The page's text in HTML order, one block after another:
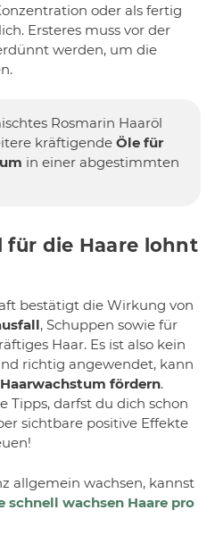
oder als fertig
Ersteres muss vor der
werden, um die
Rosmarin Haaröl
kräftigende Öle für
in einer abgestimmten
für die Haare lohnt
bestätigt die Wirkung von
, Schuppen sowie für
Haar. Es ist also kein
richtig angewendet, kann
Haarwachstum fördern.
Tipps, darfst du dich schon
sichtbare positive Effekte
allgemein wachsen, kannst
schnell wachsen Haare pro